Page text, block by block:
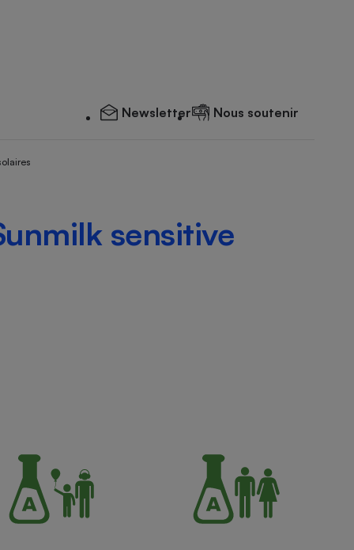
Newsletter Nous soutenir
sensitive